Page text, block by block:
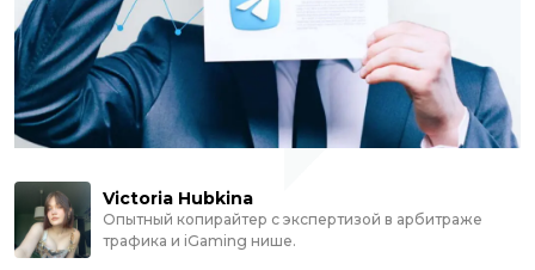
Victoria Hubkina
Опытный копирайтер с экспертизой в арбитраже
трафика и iGaming нише.